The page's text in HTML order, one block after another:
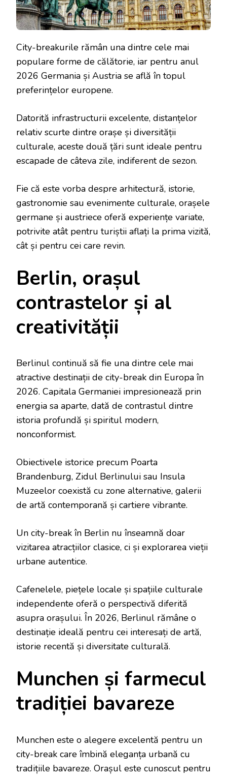
City-breakurile rămân una dintre cele mai
populare forme de călătorie, iar pentru anul
2026 Germania și Austria se află în topul
preferințelor europene.
Datorită infrastructurii excelente, distanțelor
relativ scurte dintre orașe și diversității
culturale, aceste două țări sunt ideale pentru
escapade de câteva zile, indiferent de sezon.
Fie că este vorba despre arhitectură, istorie,
gastronomie sau evenimente culturale, orașele
germane și austriece oferă experiențe variate,
potrivite atât pentru turiștii aflați la prima vizită,
cât și pentru cei care revin.
Berlin, orașul
contrastelor și al
creativității
Berlinul continuă să fie una dintre cele mai
atractive destinații de city-break din Europa în
2026. Capitala Germaniei impresionează prin
energia sa aparte, dată de contrastul dintre
istoria profundă și spiritul modern,
nonconformist.
Obiectivele istorice precum Poarta
Brandenburg, Zidul Berlinului sau Insula
Muzeelor coexistă cu zone alternative, galerii
de artă contemporană și cartiere vibrante.
Un city-break în Berlin nu înseamnă doar
vizitarea atracțiilor clasice, ci și explorarea vieții
urbane autentice.
Cafenelele, piețele locale și spațiile culturale
independente oferă o perspectivă diferită
asupra orașului. În 2026, Berlinul rămâne o
destinație ideală pentru cei interesați de artă,
istorie recentă și diversitate culturală.
Munchen și farmecul
tradiției bavareze
Munchen este o alegere excelentă pentru un
city-break care îmbină eleganța urbană cu
tradițiile bavareze. Orașul este cunoscut pentru